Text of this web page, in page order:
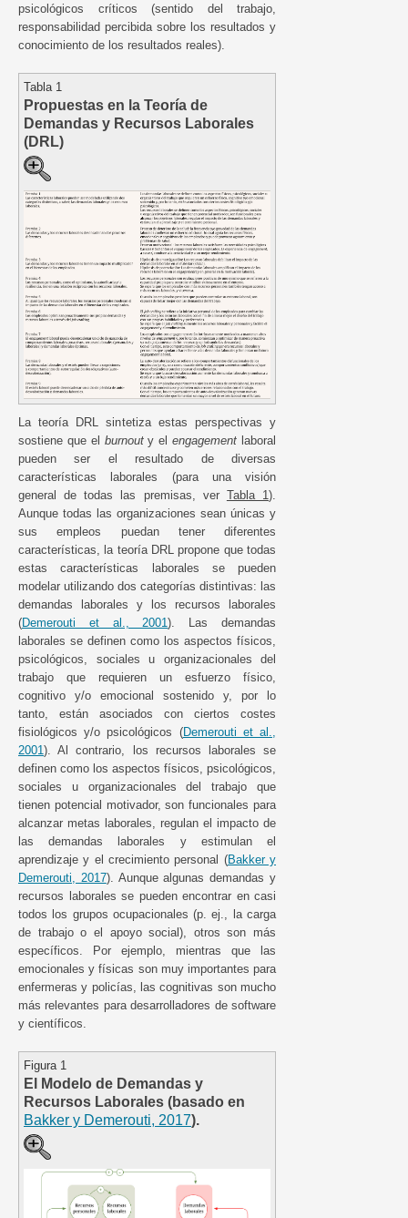
psicológicos críticos (sentido del trabajo,
responsabilidad percibida sobre los resultados y
conocimiento de los resultados reales).
Tabla 1
Propuestas en la Teoría de
Demandas y Recursos Laborales
(DRL)
La teoría DRL sintetiza estas perspectivas y
sostiene que el burnouty elengagement laboral
pueden ser el resultado de diversas
características laborales (para una visión
general de todas las premisas, ver Tabla 1).
Aunque todas las organizaciones sean únicas y
sus empleos puedan tener diferentes
características, la teoría DRL propone que todas
estas características laborales se pueden
modelar utilizando dos categorías distintivas: las
demandas laborales y los recursos laborales
(Demerouti et al., 2001). Las demandas
laborales se definen como los aspectos físicos,
psicológicos, sociales u organizacionales del
trabajo que requieren un esfuerzo físico,
cognitivo y/o emocional sostenido y, por lo
tanto, están asociados con ciertos costes
fisiológicos y/o psicológicos (Demerouti et al.,
2001 ). Al contrario, los recursos laborales se
definen como los aspectos físicos, psicológicos,
sociales u organizacionales del trabajo que
tienen potencial motivador, son funcionales para
alcanzar metas laborales, regulan el impacto de
las demandas laborales y estimulan el
aprendizaje y el crecimiento personal (Bakker y
Demerouti, 2017). Aunque algunas demandas y
recursos laborales se pueden encontrar en casi
todos los grupos ocupacionales (p. ej., la carga
de trabajo o el apoyo social), otros son más
específicos. Por ejemplo, mientras que las
emocionales y físicas son muy importantes para
enfermeras y policías, las cognitivas son mucho
más relevantes para desarrolladores de software
y científicos.
Figura 1
El Modelo de Demandas y
Recursos Laborales (basado en
Bakker y Demerouti, 2017).